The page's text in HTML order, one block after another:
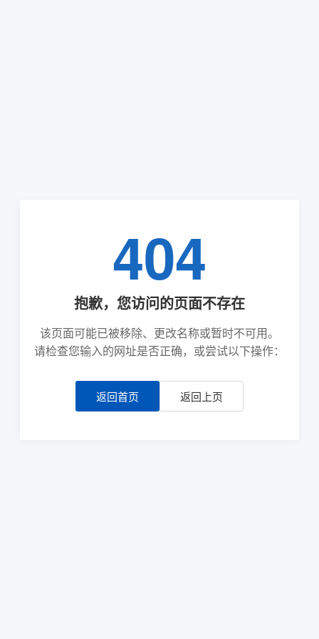
404
抱歉，您访问的页面不存在
该页面可能已被移除、更改名称或暂时不可用。
请检查您输入的网址是否正确，或尝试以下操作：
返回首页 返回上页